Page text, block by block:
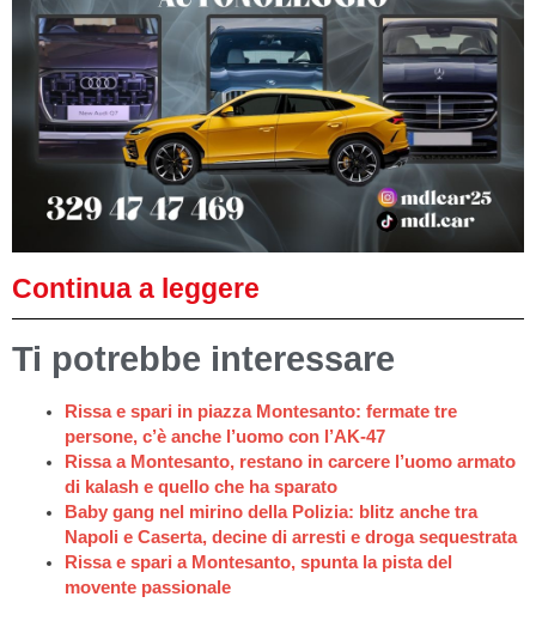
Continua a leggere
Ti potrebbe interessare
Rissa e spari in piazza Montesanto: fermate tre
persone, c’è anche l’uomo con l’AK-47
Rissa a Montesanto, restano in carcere l’uomo armato
di kalash e quello che ha sparato
Baby gang nel mirino della Polizia: blitz anche tra
Napoli e Caserta, decine di arresti e droga sequestrata
Rissa e spari a Montesanto, spunta la pista del
movente passionale